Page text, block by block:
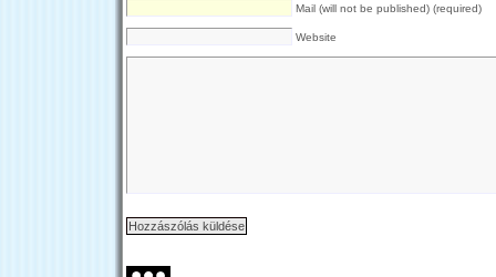
Mail (will not be published) (required)
Website